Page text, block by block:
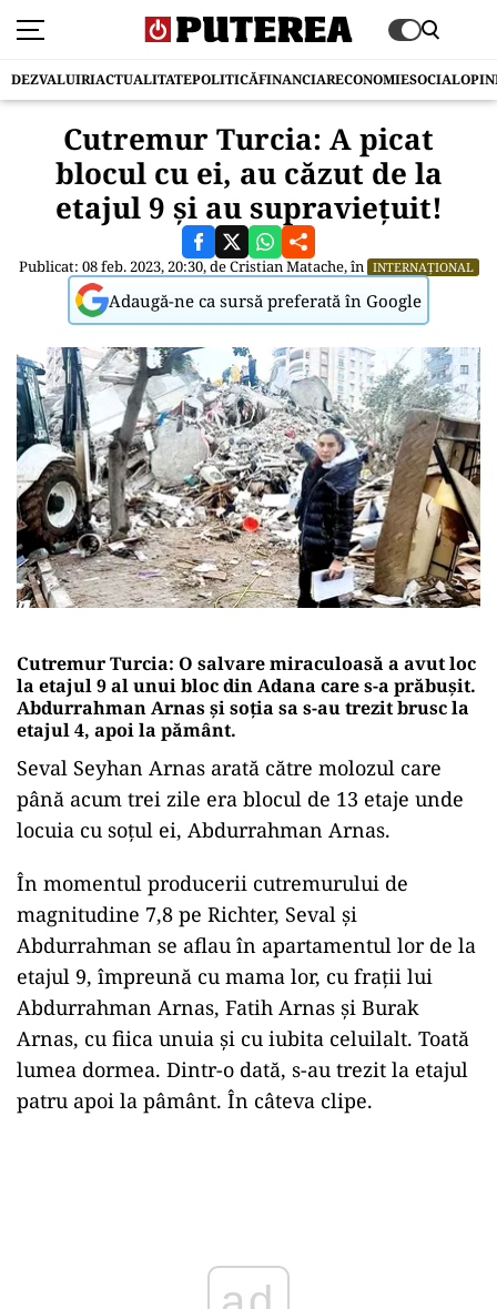
DEZVALUIRIACTUALITATEPOLITICĂFINANCIARECONOMIESOCIAL
Cutremur Turcia: A picat
blocul cu ei, au căzut de la
etajul 9 și au supraviețuit!
Publicat: 08 feb. 2023, 20:30, deCristian Matache, în INTERNAȚIONAL
Adaugă-ne ca sursă preferată în Google
Cutremur Turcia: O salvare miraculoasă a avut loc
la etajul 9 al unui bloc din Adana care s-a prăbușit.
Abdurrahman Arnas și soția sa s-au trezit brusc la
etajul 4, apoi la pământ.
Seval Seyhan Arnas arată către molozul care
până acum trei zile era blocul de 13 etaje unde
locuia cu soțul ei, Abdurrahman Arnas.
În momentul producerii cutremurului de
magnitudine 7,8 pe Richter, Seval și
Abdurrahman se aflau în apartamentul lor de la
etajul 9, împreună cu mama lor, cu frații lui
Abdurrahman Arnas, Fatih Arnas și Burak
Arnas, cu fiica unuia și cu iubita celuilalt. Toată
lumea dormea. Dintr-o dată, s-au trezit la etajul
patru apoi la pâmânt. În câteva clipe.